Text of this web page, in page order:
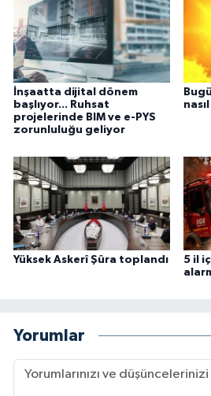
İnşaatta dijital dönem
başlıyor... Ruhsat
projelerinde BIM ve e-PYS
zorunluluğu geliyor
Yüksek Askerî Şûra toplandı
5 il
Yorumlar